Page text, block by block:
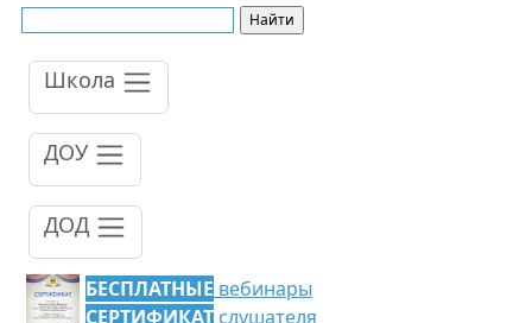
Школа
ДОУ
ДОД
БЕСПЛАТНЫЕ вебинары
СЕРТИФИКАТ слушателя